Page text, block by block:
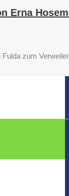
Erna
Fulda zum